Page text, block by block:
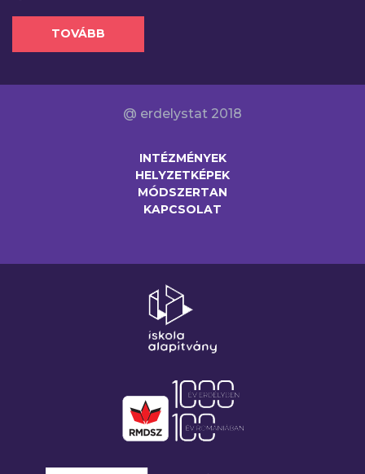
TOVÁBB
@ erdelystat 2018
INTÉZMÉNYEK
HELYZETKÉPEK
MÓDSZERTAN
KAPCSOLAT